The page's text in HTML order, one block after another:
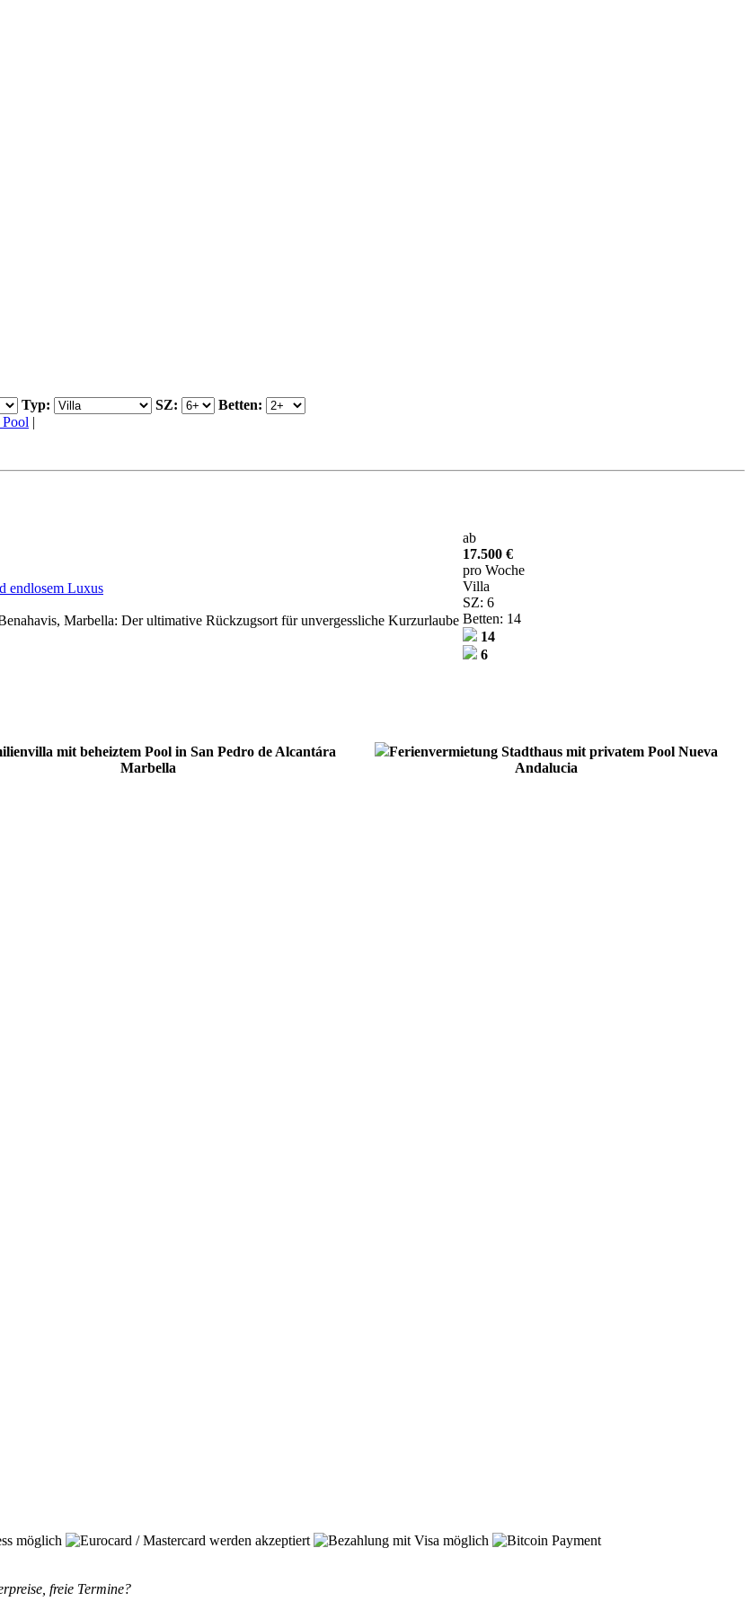
Typ: SZ:
Betten:
Pool |
endlosem Luxus
Marbella: Der ultimative Rückzugsort für unvergessliche Kurzurlaube
ab
17.500 €
pro Woche
Villa
SZ: 6
Betten: 14
14
6
mit beheiztem Pool in San Pedro de Alcantára
Marbella
Ferienvermietung Stadthaus mit privatem Pool Nueva
Andalucia
freie Termine?